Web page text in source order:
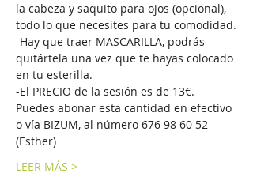
la cabeza y saquito para ojos (opcional),
todo lo que necesites para tu comodidad.
-Hay que traer MASCARILLA, podrás
quitártela una vez que te hayas colocado
en tu esterilla.
-El PRECIO de la sesión es de 13€.
Puedes abonar esta cantidad en efectivo
o vía BIZUM, al número 676 98 60 52
(Esther)
LEER MÁS >